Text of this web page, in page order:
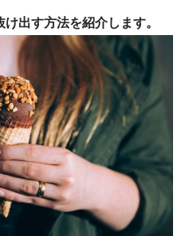
出す方法を紹介します。